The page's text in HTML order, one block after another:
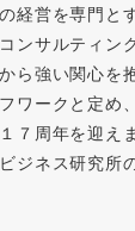
経営を専門と
ンサルティン
ら強い関心を
ワークと定め
７周年を迎え
ジネス研究所